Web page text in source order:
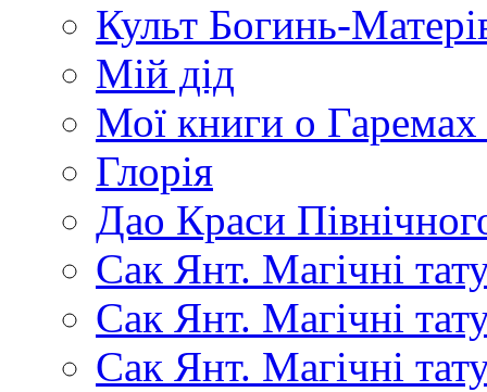
Культ Богинь-
Мій дід
Мої книги о
Глорія
Дао Краси
Сак Янт. Магічні
Сак Янт. Магічні
Сак Янт. Магічні